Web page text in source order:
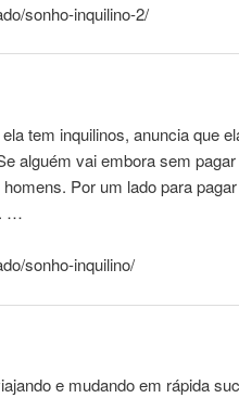
sonho-inquilino-2/
tem inquilinos, anuncia que
alguém vai embora sem
Por um lado para
…
sonho-inquilino/
e mudandoem rápida